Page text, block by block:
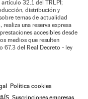
artículo 32.1 del TRLPI;
distribución y
temas de actualidad
una reserva expresa
accesibles desde
medios que resulten
67.3 del Real Decreto - ley
Política cookies
Suscripciones empresas